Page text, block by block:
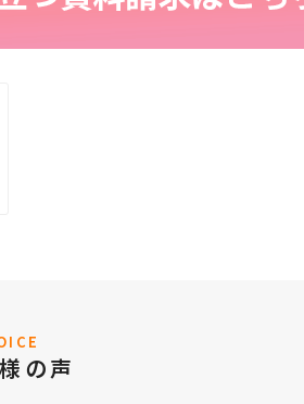
の声